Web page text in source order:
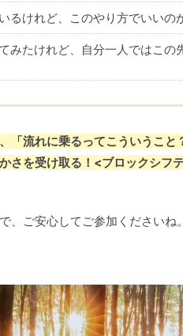
るけれど、このやり方でいいの
みたけれど、自分一人ではこの
「流れに乗るってこういうこ
さを受け取る！<ブロックシフ
、ご安心してご参加くださいね。